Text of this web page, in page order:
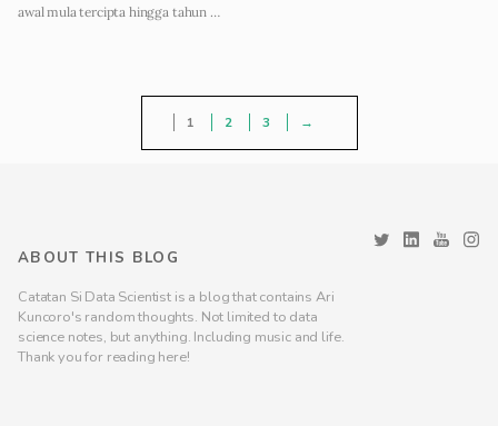
awal mula tercipta hingga tahun …
1 2 3 →
ABOUT THIS BLOG
Catatan Si Data Scientist is a blog that contains Ari
Kuncoro's random thoughts. Not limited to data
science notes, but anything. Including music and life.
Thank you for reading here!